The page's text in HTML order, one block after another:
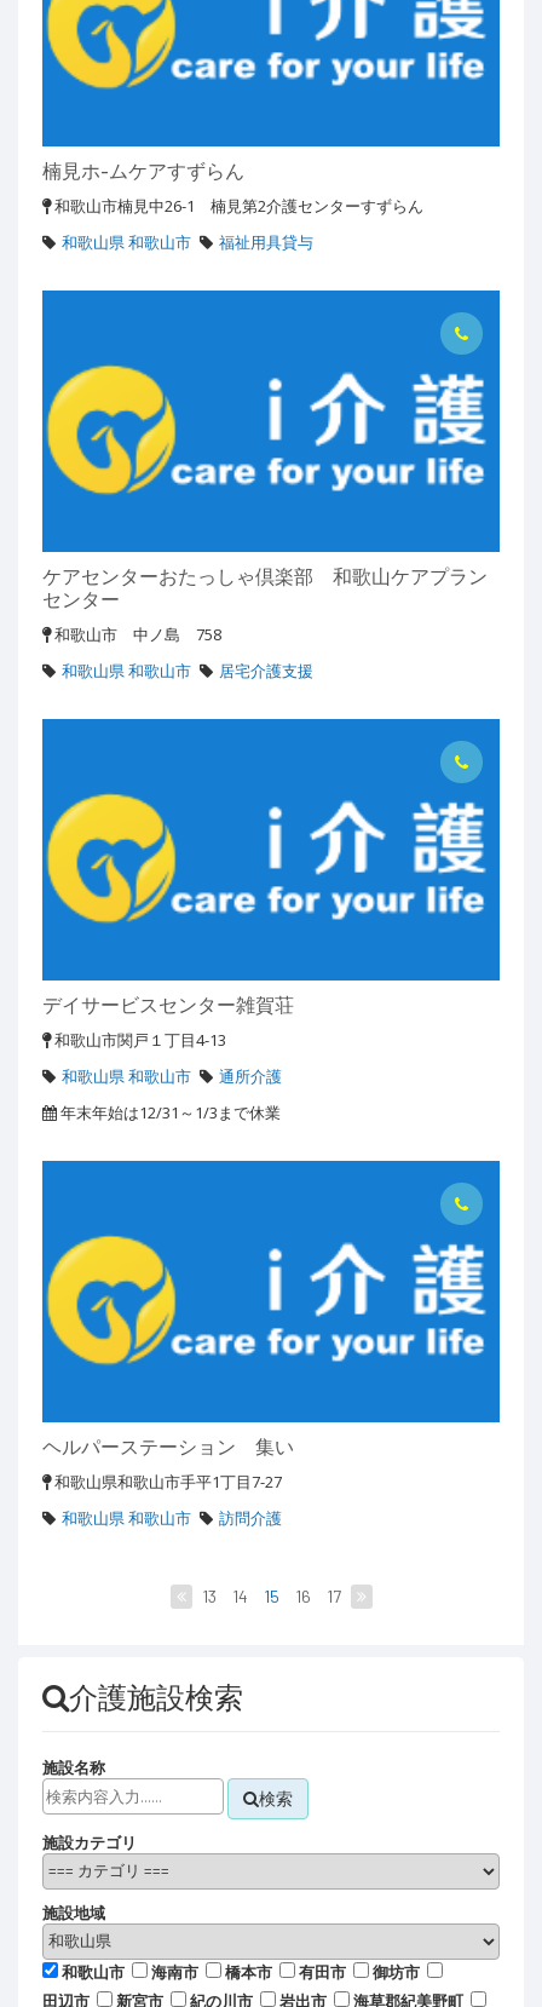
楠見ホ-ムケアすずらん
和歌山市楠見中26-1 楠見第2介護センターすずらん
和歌山県 和歌山市
福祉用具貸与
ケアセンターおたっしゃ倶楽部 和歌山ケアプラン
センター
和歌山市 中ノ島 758
和歌山県 和歌山市
居宅介護支援
デイサービスセンター雑賀荘
和歌山市関戸１丁目4-13
和歌山県 和歌山市
通所介護
年末年始は12/31～1/3まで休業
ヘルパーステーション 集い
和歌山県和歌山市手平1丁目7-27
和歌山県 和歌山市
訪問介護
13 14 15 16 17
介護施設検索
施設名称
検索
施設カテゴリ
施設地域
和歌山市 海南市 橋本市 有田市
御坊市
田辺市
新宮市 紀の川市 岩出市 海草郡紀美野町